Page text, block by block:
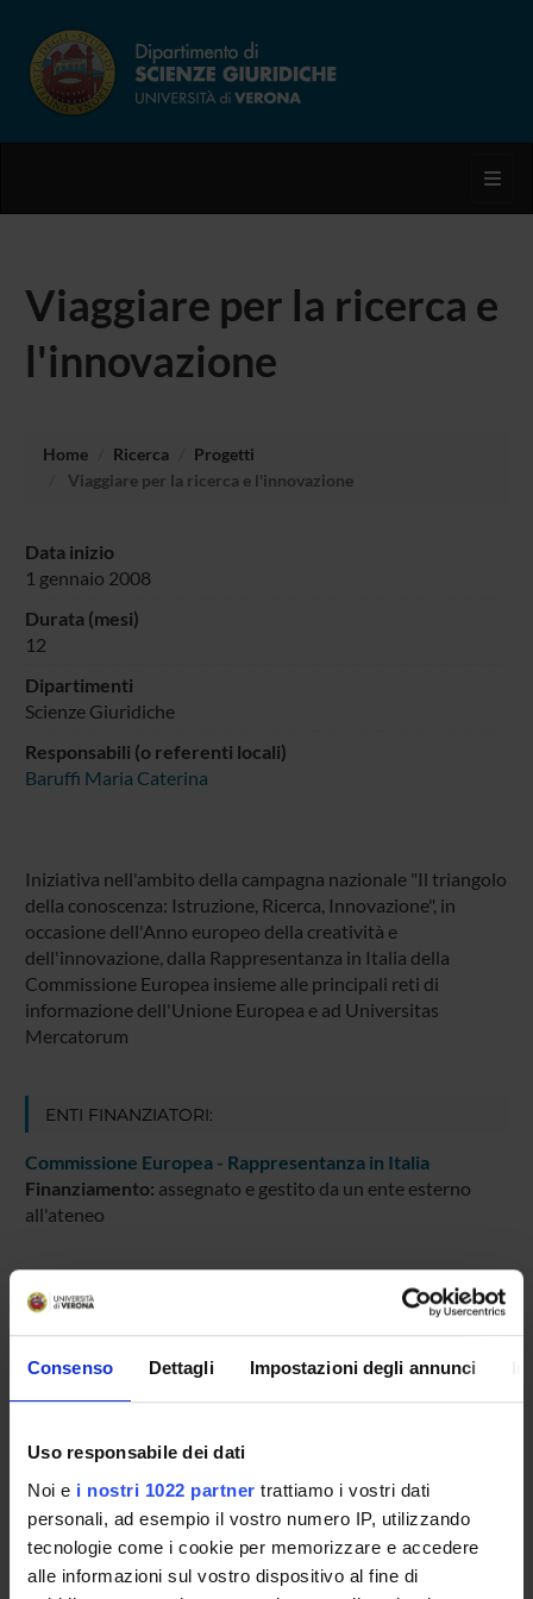
Consenso Dettagli Impostazioni degli annunci
Uso responsabile dei dati
Noi e i nostri 1022 partner trattiamo i vostri dati
personali, ad esempio il vostro numero IP, utilizzando
tecnologie come i cookie per memorizzare e accedere
alle informazioni sul vostro dispositivo al fine di
Viaggiare per la ricerca e
l'innovazione
Home Ricerca
Progetti
Viaggiare per la ricerca e l'innovazione
Data inizio
1 gennaio 2008
Durata (mesi)
12
Dipartimenti
Scienze Giuridiche
Responsabili (o referenti locali)
Baruffi Maria Caterina
Iniziativa nell'ambito della campagna nazionale "Il triangolo
della conoscenza: Istruzione, Ricerca, Innovazione", in
occasione dell'Anno europeo della creatività e
dell'innovazione, dalla Rappresentanza in Italia della
Commissione Europea insieme alle principali reti di
informazione dell'Unione Europea e ad Universitas
Mercatorum
ENTI FINANZIATORI:
Commissione Europea - Rappresentanza in Italia
Finanziamento: assegnato e gestito da un ente esterno
all'ateneo
Maria Caterina Baruffi
Isolde Quadranti
Tecnico-Amministrativo
AREE DI RICERCA COINVOLTE DAL PROGETTO